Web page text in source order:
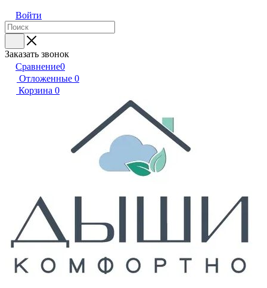
Войти
Заказать звонок
Сравнение0
Отложенные 0
Корзина 0